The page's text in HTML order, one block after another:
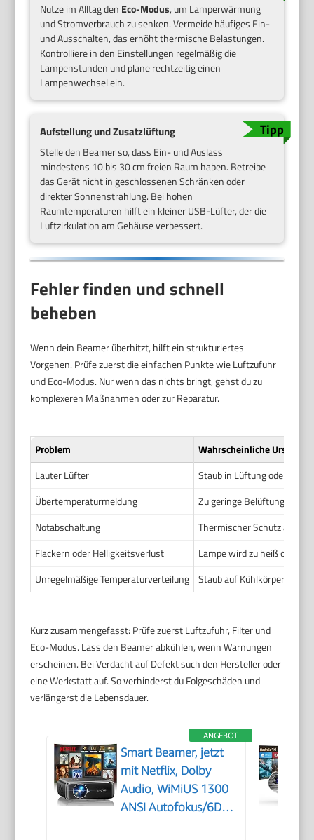
Nutze im Alltag den Eco-Modus, um Lamperwärmung
und Stromverbrauch zu senken. Vermeide häufiges Ein-
und Ausschalten, das erhöht thermische Belastungen.
Kontrolliere in den Einstellungen regelmäßig die
Lampenstunden und plane rechtzeitig einen
Lampenwechsel ein.
Aufstellung und Zusatzlüftung
Stelle den Beamer so, dass Ein- und Auslass
mindestens 10 bis 30 cm freien Raum haben. Betreibe
das Gerät nicht in geschlossenen Schränken oder
direkter Sonnenstrahlung. Bei hohen
Raumtemperaturen hilft ein kleiner USB-Lüfter, der die
Luftzirkulation am Gehäuse verbessert.
Fehler finden und schnell
beheben
Wenn dein Beamer überhitzt, hilft ein strukturiertes
Vorgehen. Prüfe zuerst die einfachen Punkte wie Luftzufuhr
und Eco-Modus. Nur wenn das nichts bringt, gehst du zu
komplexeren Maßnahmen oder zur Reparatur.
Problem
Wahrscheinliche Ursache
Lauter Lüfter
Staub in Lüftung oder
Übertemperaturmeldung
Zu geringe Belüftung.
Notabschaltung
Thermischer Schutz
Flackern oder Helligkeitsverlust
Lampe wird zu heiß oder
Unregelmäßige Temperaturverteilung
Staub auf Kühlkörpern.
Kurz zusammengefasst: Prüfe zuerst Luftzufuhr, Filter und
Eco-Modus. Lass den Beamer abkühlen, wenn Warnungen
erscheinen. Bei Verdacht auf Defekt such den Hersteller oder
eine Werkstatt auf. So verhinderst du Folgeschäden und
verlängerst die Lebensdauer.
ANGEBOT
Smart Beamer, jetzt
mit Netflix, Dolby
Audio, WiMiUS 1300
ANSI Autofokus/6D